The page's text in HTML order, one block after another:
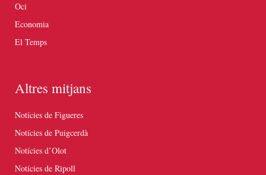
Oci
Economia
El Temps
Altres mitjans
Notícies de Figueres
Notícies de Puigcerdà
Notícies d’Olot
Notícies de Ripoll